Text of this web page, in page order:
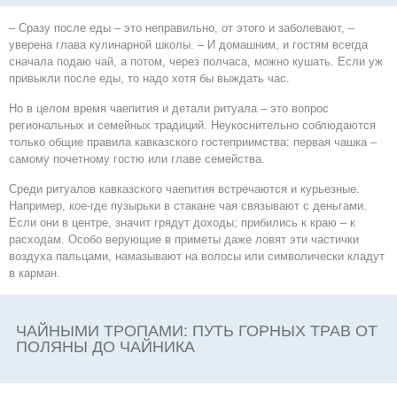
– Cразу после еды – это неправильно, от этого и заболевают, –
уверена глава кулинарной школы. – И домашним, и гостям всегда
сначала подаю чай, а потом, через полчаса, можно кушать. Если уж
привыкли после еды, то надо хотя бы выждать час.
Но в целом время чаепития и детали ритуала – это вопрос
региональных и семейных традиций. Неукоснительно соблюдаются
только общие правила кавказского гостеприимства: первая чашка –
самому почетному гостю или главе семейства.
Среди ритуалов кавказского чаепития встречаются и курьезные.
Например, кое-где пузырьки в стакане чая связывают с деньгами.
Если они в центре, значит грядут доходы; прибились к краю – к
расходам. Особо верующие в приметы даже ловят эти частички
воздуха пальцами, намазывают на волосы или символически кладут
в карман.
ЧАЙНЫМИ ТРОПАМИ: ПУТЬ ГОРНЫХ ТРАВ ОТ
ПОЛЯНЫ ДО ЧАЙНИКА